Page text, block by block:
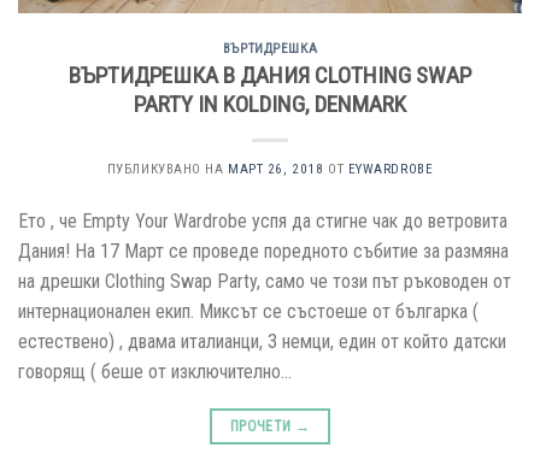
ВЪРТИДРЕШКА
ВЪРТИДРЕШКА В ДАНИЯ CLOTHING SWAP
PARTY IN KOLDING, DENMARK
ПУБЛИКУВАНО НА МАРТ 26, 2018 ОТ EYWARDROBE
Ето , че Empty Your Wardrobe успя да стигне чак до ветровита
Дания! На 17 Март се проведе поредното събитие за размяна
на дрешки Clothing Swap Party, само че този път ръководен от
интернационален екип. Миксът се състоеше от българка (
естествено) , двама италианци, 3 немци, един от който датски
говорящ ( беше от изключително…
ПРОЧЕТИ →